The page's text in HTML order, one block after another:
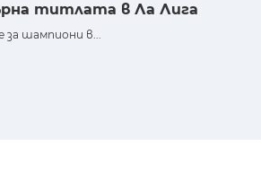
титлата в Ла Лига
шампиони в...